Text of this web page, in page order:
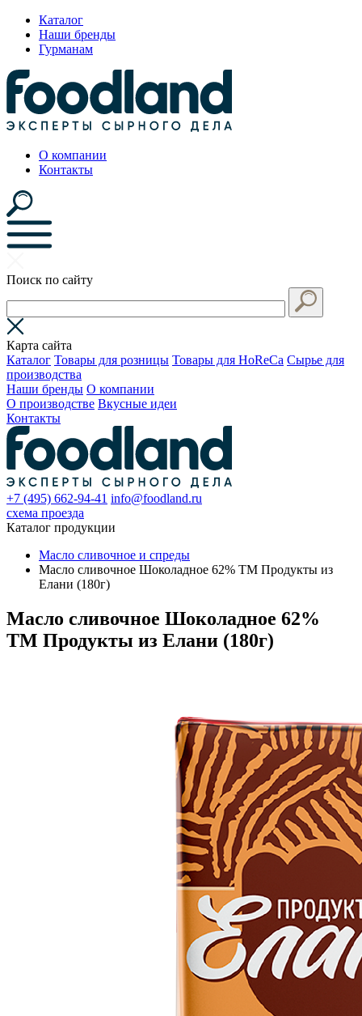
Каталог
Наши бренды
Гурманам
О компании
Контакты
Поиск по сайту
Карта сайта
Каталог Товары для розницы Товары для HoReCa Сырье для
производства
Наши бренды О компании
О производстве Вкусные идеи
Контакты
+7 (495) 662-94-41 info@foodland.ru
схема проезда
Каталог продукции
Масло сливочное и спреды
Масло сливочное Шоколадное 62% TM Продукты из
Елани (180г)
Масло сливочное Шоколадное 62%
TM Продукты из Елани (180г)